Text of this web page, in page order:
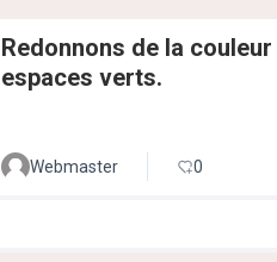
Redonnons de la couleur
espaces verts.
Webmaster 0